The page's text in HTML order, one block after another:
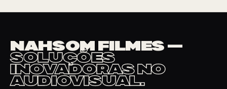
NAHSOM FILMES —
SOLUÇÕES
INOVADORAS NO
AUDIOVISUAL.